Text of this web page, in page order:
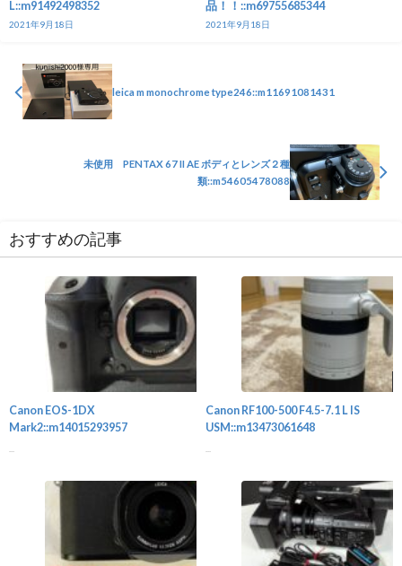
L::m91492498352
2021年9月18日
品！！::m69755685344
2021年9月18日
leica m monochrome type246::m11691081431
未使用 PENTAX 67 II AE ボディとレンズ２種
類::m54605478088
おすすめの記事
Canon EOS-1DX
Mark2::m14015293957
Canon RF100-500 F4.5-7.1 L IS
USM::m13473061648